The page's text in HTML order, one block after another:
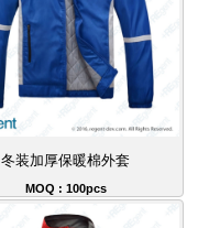
冬装加厚保暖棉外套
MOQ : 100pcs